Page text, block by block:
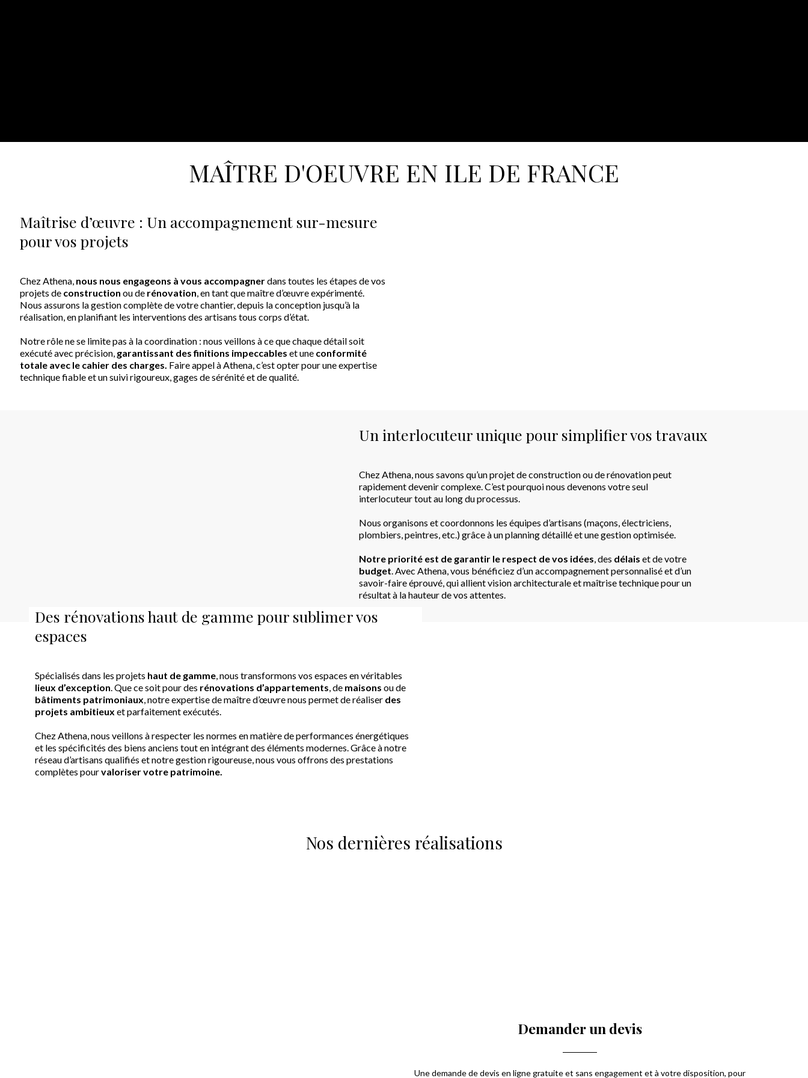
MAÎTRE D'OEUVRE EN ILE DE FRANCE
Maîtrise d’œuvre : Un accompagnement sur-mesure
pour vos projets
Chez Athena, nous nous engageons à vous accompagnerdans toutes les étapes de vos
projets de construction ou de rénovation, en tant que maître d’œuvre expérimenté.
Nous assurons la gestion complète de votre chantier, depuis la conception jusqu’à la
réalisation, en planifiant les interventions des artisans tous corps d’état.
Notre rôle ne se limite pas à la coordination : nous veillons à ce que chaque détail soit
exécuté avec précision, garantissant des finitions impeccables et une conformité
totale avec le cahier des charges. Faire appel à Athena, c’est opter pour une expertise
technique fiable et un suivi rigoureux, gages de sérénité et de qualité.
Un interlocuteur unique pour simplifier vos travaux
Chez Athena, nous savons qu’un projet de construction ou de rénovation peut
rapidement devenir complexe. C’est pourquoi nous devenons votre seul
interlocuteur tout au long du processus.
Nous organisons et coordonnons les équipes d’artisans (maçons, électriciens,
plombiers, peintres, etc.) grâce à un planning détaillé et une gestion optimisée.
Notre priorité est de garantir le respect de vos idées, des délais et de votre
budget. Avec Athena, vous bénéficiez d’un accompagnement personnalisé et d’un
savoir-faire éprouvé, qui allient vision architecturale et maîtrise technique pour un
résultat à la hauteur de vos attentes.
Des rénovations haut de gamme pour sublimer vos
espaces
Spécialisés dans les projets haut de gamme, nous transformons vos espaces en véritables
lieux d’exception. Que ce soit pour des rénovations d’appartements, de maisons ou de
bâtiments patrimoniaux, notre expertise de maître d’œuvre nous permet de réaliser des
projets ambitieux et parfaitement exécutés.
Chez Athena, nous veillons à respecter les normes en matière de performances énergétiques
et les spécificités des biens anciens tout en intégrant des éléments modernes. Grâce à notre
réseau d’artisans qualifiés et notre gestion rigoureuse, nous vous offrons des prestations
complètes pourvaloriser votre patrimoine.
Nos dernières réalisations
Demander un devis
Une demande de devis en ligne gratuite et sans engagement et à votre disposition, pour